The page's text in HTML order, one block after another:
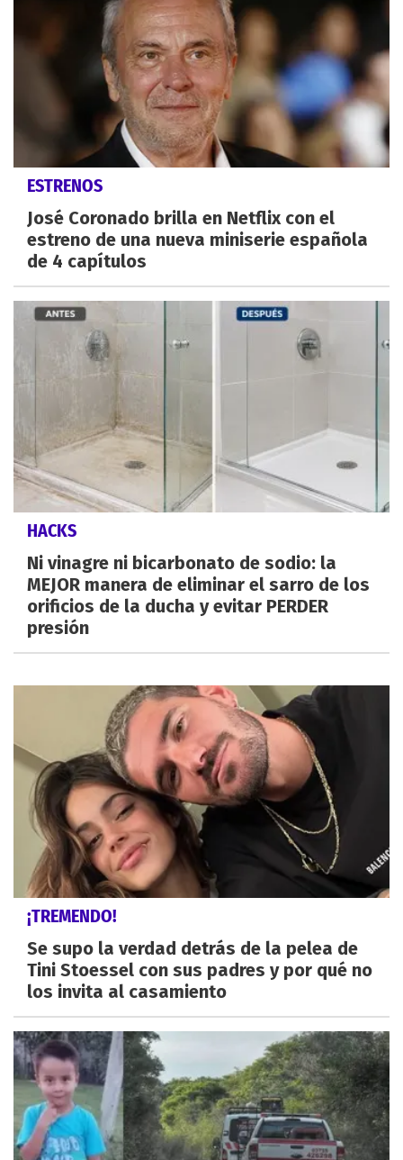
ESTRENOS
José Coronado brilla en Netflix con el
estreno de una nueva miniserie española
de 4 capítulos
HACKS
Ni vinagre ni bicarbonato de sodio: la
MEJOR manera de eliminar el sarro de los
orificios de la ducha y evitar PERDER
presión
¡TREMENDO!
Se supo la verdad detrás de la pelea de
Tini Stoessel con sus padres y por qué no
los invita al casamiento